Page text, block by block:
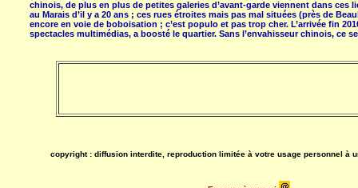
chinois, de plus en plus de petites galeries d’avant-garde viennent dans ces
au Marais d’il y a 20 ans ; ces rues étroites mais pas mal situées (près de
encore en voie de boboisation ; c’est populo et pas trop cher. L’arrivée fin
spectacles multimédias, a boosté le quartier. Sans l’envahisseur chinois, ce
copyright : diffusion interdite, reproduction limitée à votre usage personnel à